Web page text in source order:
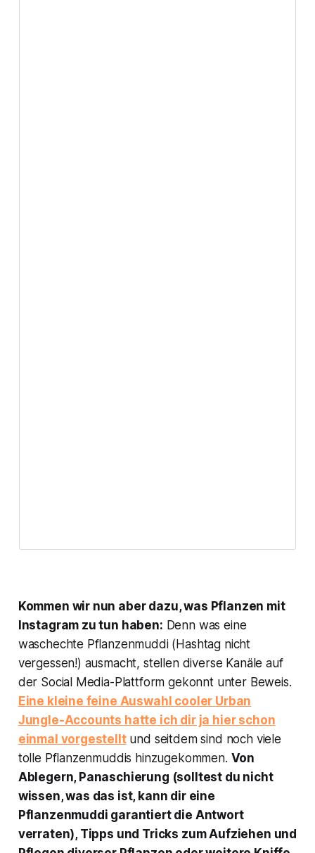
Kommen wir nun aber dazu, was Pflanzen mit
Instagram zu tun haben: Denn was eine
waschechte Pflanzenmuddi (Hashtag nicht
vergessen!) ausmacht, stellen diverse Kanäle auf
der Social Media-Plattform gekonnt unter Beweis.
Eine kleine feine Auswahl cooler Urban
Jungle-Accounts hatte ich dir ja hier schon
einmal vorgestelltund seitdem sind noch viele
tolle Pflanzenmuddis hinzugekommen. Von
Ablegern, Panaschierung (solltest du nicht
wissen, was das ist, kann dir eine
Pflanzenmuddi garantiert die Antwort
verraten), Tipps und Tricks zum Aufziehen und